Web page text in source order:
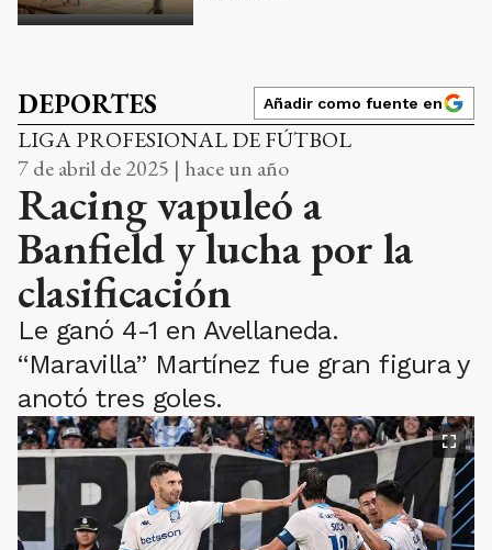
DEPORTES Añadir como fuente en
LIGA PROFESIONAL DE FÚTBOL
7 de abril de 2025 | hace un año
Racing vapuleó a
Banfield y lucha por la
clasificación
Le ganó 4-1 en Avellaneda.
“Maravilla” Martínez fue gran figura y
anotó tres goles.